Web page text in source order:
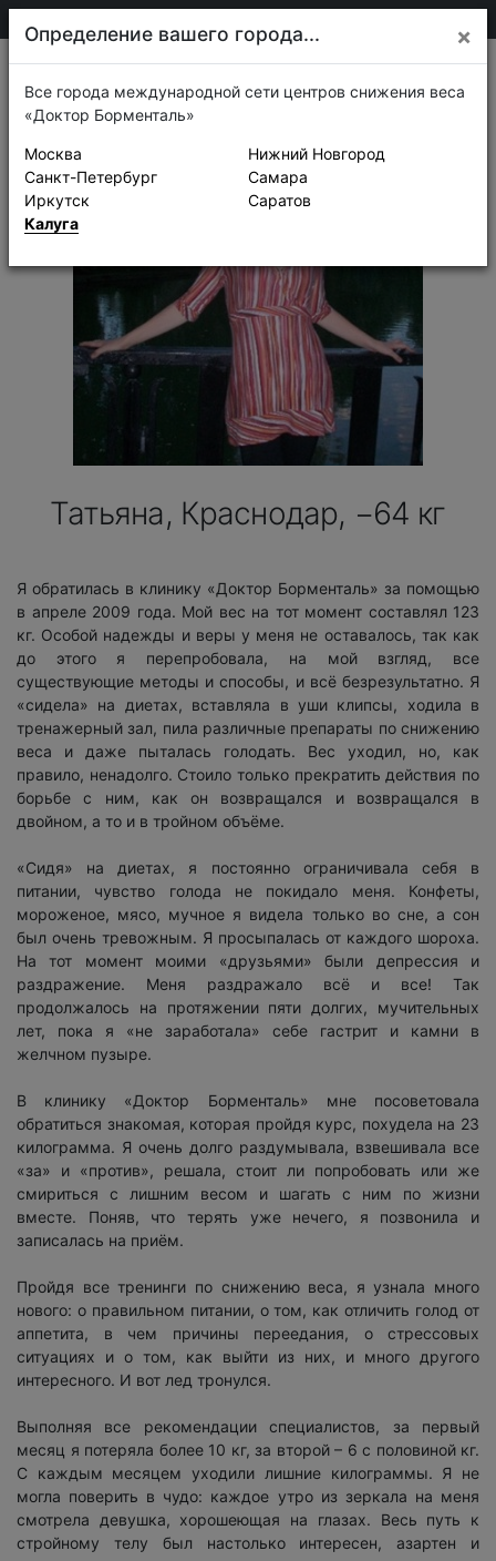
Истории успеха
Татьяна, Краснодар, −64 кг
Я обратилась в клинику «Доктор Борменталь» за помощью
в апреле 2009 года. Мой вес на тот момент составлял 123
кг. Особой надежды и веры у меня не оставалось, так как
до этого я перепробовала, на мой взгляд, все
существующие методы и способы, и всё безрезультатно. Я
«сидела» на диетах, вставляла в уши клипсы, ходила в
тренажерный зал, пила различные препараты по снижению
веса и даже пыталась голодать. Вес уходил, но, как
правило, ненадолго. Стоило только прекратить действия по
борьбе с ним, как он возвращался и возвращался в
двойном, а то и в тройном объёме.
«Сидя» на диетах, я постоянно ограничивала себя в
питании, чувство голода не покидало меня. Конфеты,
мороженое, мясо, мучное я видела только во сне, а сон
был очень тревожным. Я просыпалась от каждого шороха.
На тот момент моими «друзьями» были депрессия и
раздражение. Меня раздражало всё и все! Так
продолжалось на протяжении пяти долгих, мучительных
лет, пока я «не заработала» себе гастрит и камни в
желчном пузыре.
В клинику «Доктор Борменталь» мне посоветовала
обратиться знакомая, которая пройдя курс, похудела на 23
килограмма. Я очень долго раздумывала, взвешивала все
«за» и «против», решала, стоит ли попробовать или же
смириться с лишним весом и шагать с ним по жизни
вместе. Поняв, что терять уже нечего, я позвонила и
записалась на приём.
Пройдя все тренинги по снижению веса, я узнала много
нового: о правильном питании, о том, как отличить голод от
аппетита, в чем причины переедания, о стрессовых
ситуациях и о том, как выйти из них, и много другого
интересного. И вот лед тронулся.
Выполняя все рекомендации специалистов, за первый
месяц я потеряла более 10 кг, за второй – 6 с половиной кг.
С каждым месяцем уходили лишние килограммы. Я не
могла поверить в чудо: каждое утро из зеркала на меня
смотрела девушка, хорошеющая на глазах. Весь путь к
стройному телу был настолько интересен, азартен и
Определение вашего города... ×
Все города международной сети центров снижения веса
«Доктор Борменталь»
Москва
Санкт-Петербург
Иркутск
Калуга
Нижний Новгород
Самара
Саратов